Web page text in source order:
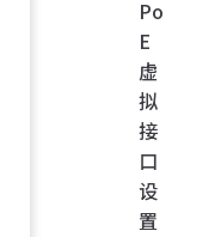
Po
E
虚
拟
接
口
设
置